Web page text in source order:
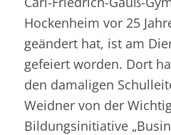
Hockenheim vor 25
geändert hat, ist am
gefeiert worden. Dort
den damaligen
Weidner von der
Bildungsinitiative